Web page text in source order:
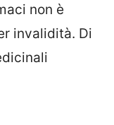
non è
invalidità. Di